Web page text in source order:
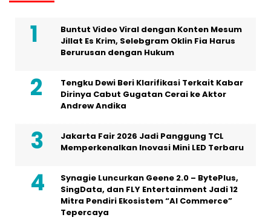
Buntut Video Viral dengan Konten Mesum
Jillat Es Krim, Selebgram Oklin Fia Harus
Berurusan dengan Hukum
Tengku Dewi Beri Klarifikasi Terkait Kabar
Dirinya Cabut Gugatan Cerai ke Aktor
Andrew Andika
Jakarta Fair 2026 Jadi Panggung TCL
Memperkenalkan Inovasi Mini LED Terbaru
Synagie Luncurkan Geene 2.0 – BytePlus,
SingData, dan FLY Entertainment Jadi 12
Mitra Pendiri Ekosistem “AI Commerce”
Tepercaya